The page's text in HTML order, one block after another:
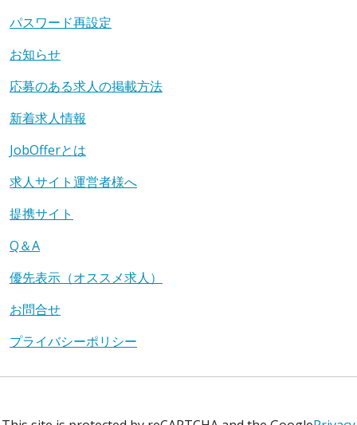
パスワード再設定
お知らせ
応募のある求人の掲載方法
新着求人情報
JobOfferとは
求人サイト運営者様へ
提携サイト
Q＆A
優先表示（オススメ求人）
お問合せ
プライバシーポリシー